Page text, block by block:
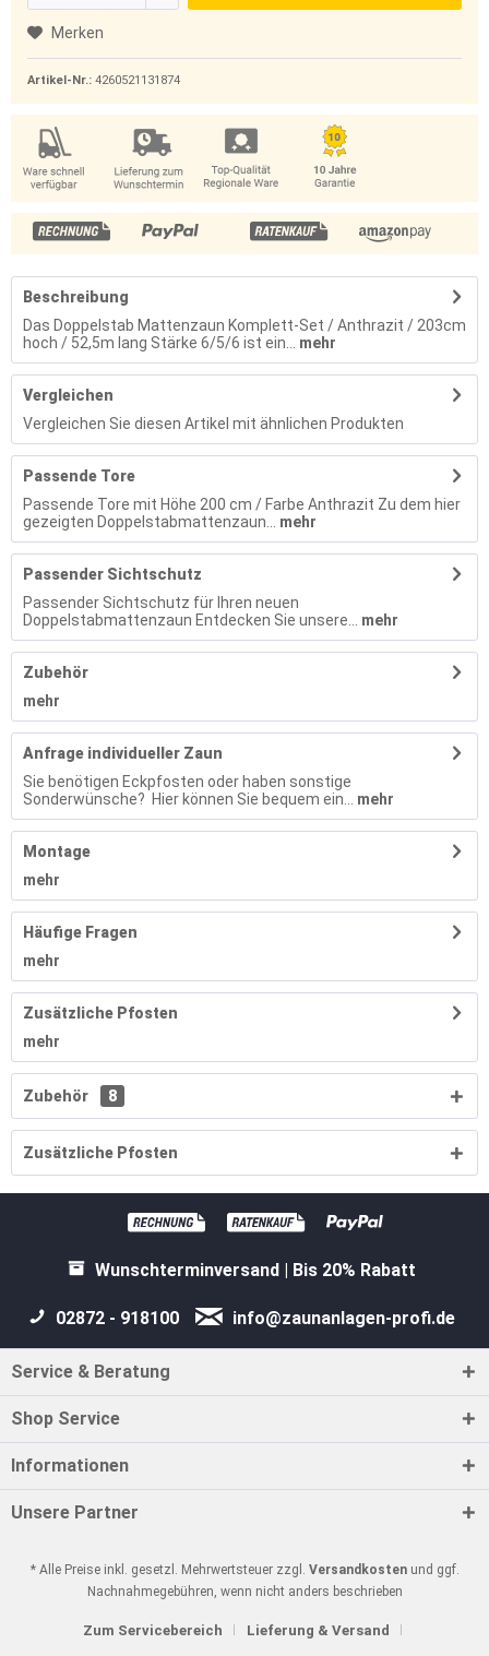
Merken
Artikel-Nr.: 4260521131874
Beschreibung
Das Doppelstab Mattenzaun Komplett-Set / Anthrazit / 203cm
hoch / 52,5m lang Stärke 6/5/6 ist ein...
mehr
Vergleichen
Vergleichen Sie diesen Artikel mit ähnlichen Produkten
Passende Tore
Passende Tore mit Höhe 200 cm / Farbe Anthrazit Zu dem hier
gezeigten Doppelstabmattenzaun...
mehr
Passender Sichtschutz
Passender Sichtschutz für Ihren neuen
Doppelstabmattenzaun Entdecken Sie unsere...
mehr
Zubehör
mehr
Anfrage individueller Zaun
Sie benötigen Eckpfosten oder haben sonstige
Sonderwünsche? Hier können Sie bequem ein...
mehr
Montage
mehr
Häufige Fragen
mehr
Zusätzliche Pfosten
mehr
Zubehör 8
Zusätzliche Pfosten
Wunschterminversand | Bis 20% Rabatt
02872 - 918100 info@zaunanlagen-profi.de
Service & Beratung
Shop Service
Informationen
Unsere Partner
* Alle Preise inkl. gesetzl. Mehrwertsteuer zzgl. Versandkostenund ggf.
Nachnahmegebühren, wenn nicht anders beschrieben
Zum Servicebereich Lieferung & Versand